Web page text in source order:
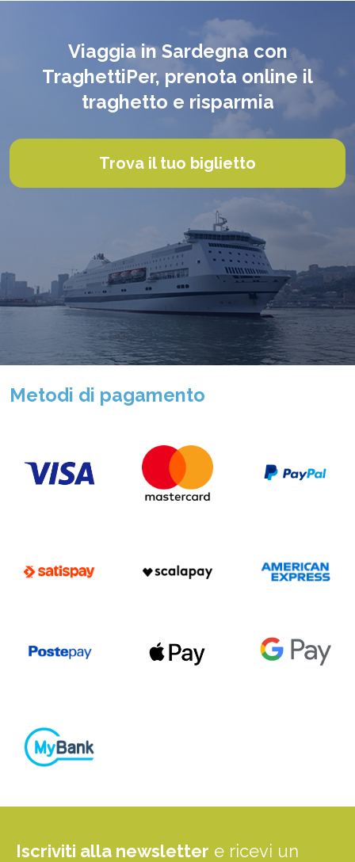
Viaggia in Sardegna con
TraghettiPer, prenota online il
traghetto e risparmia
Trova il tuo biglietto
Metodi di pagamento
Iscriviti alla newsletter e ricevi un